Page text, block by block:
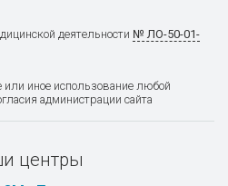
активность
тест)
деятельности № ЛО-50-01-
иное использование любой
администрации сайта
центры